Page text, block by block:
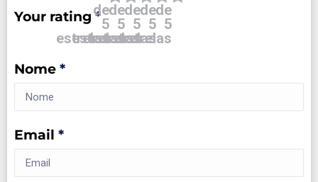
Your rating*
de
5
estrelas
de
5
estrelas
de
5
estrelas
de
5
estrelas
de
5
estrelas
Nome *
Email *